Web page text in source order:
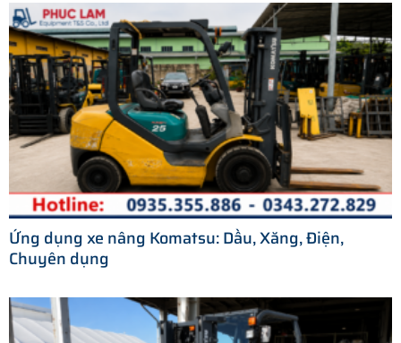
Ứng dụng xe nâng Komatsu: Dầu, Xăng, Điện,
Chuyên dụng